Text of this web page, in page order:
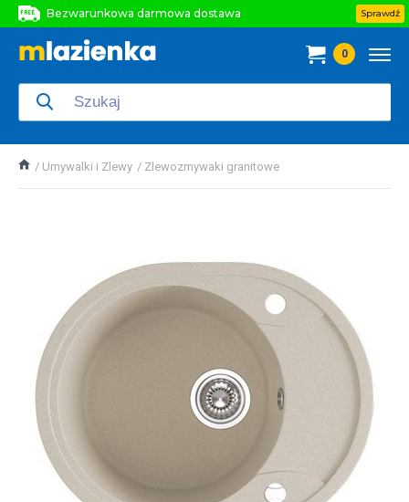
Bezwarunkowa darmowa dostawa
Bezwarunkowa darmowa dostawa
Sprawdź
0
Umywalki i Zlewy Zlewozmywaki granitowe